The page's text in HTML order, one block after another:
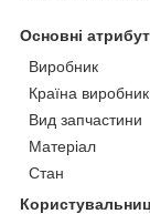
Основні
Виробник
Країна виробник
Вид запчастини
Матеріал
Стан